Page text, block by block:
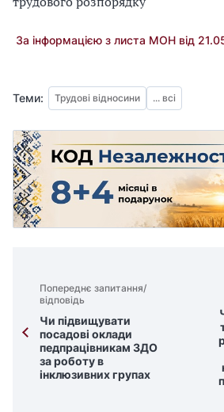
За інформацією з листа МОН від
Теми: Трудові відносини ... всі
Попереднє запитання/
відповідь
Чи підвищувати
посадові оклади
педпрацівникам ЗДО
за роботу в
інклюзивних групах